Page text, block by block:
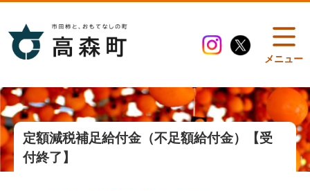
メニュー
定額減税補足給付金（不足額給付金）【受
付終了】